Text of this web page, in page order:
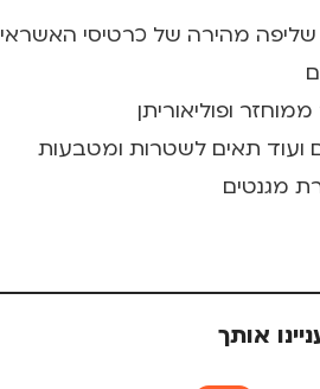
מהירה של כרטיסי האשראי
מגנטים
אותך